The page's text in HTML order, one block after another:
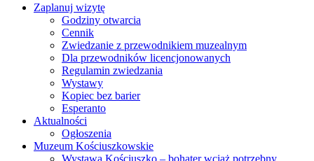
Zaplanuj wizytę
Godziny otwarcia
Cennik
Zwiedzanie z przewodnikiem muzealnym
Dla przewodników licencjonowanych
Regulamin zwiedzania
Wystawy
Kopiec bez barier
Esperanto
Aktualności
Ogłoszenia
Muzeum Kościuszkowskie
Wystawa Kościuszko – bohater wciąż potrzebny